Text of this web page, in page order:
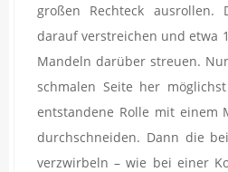
großen Rechteck ausrollen.
darauf verstreichen und etwa
Mandeln darüber streuen.
schmalen Seite her
entstandene Rolle mit einem
durchschneiden. Dann die
verzwirbeln – wie bei einer